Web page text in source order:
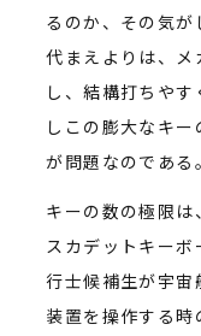
るのか、その気
代まえよりは、メ
し、結構打ちや
しこの膨大なキ
が問題なのである。
キーの数の極限は
スカデットキー
行士候補生が宇宙
装置を操作する